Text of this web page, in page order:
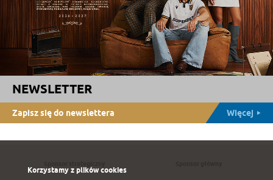
NEWSLETTER
Zapisz się do newslettera Więcej
Korzystamy z plików cookies